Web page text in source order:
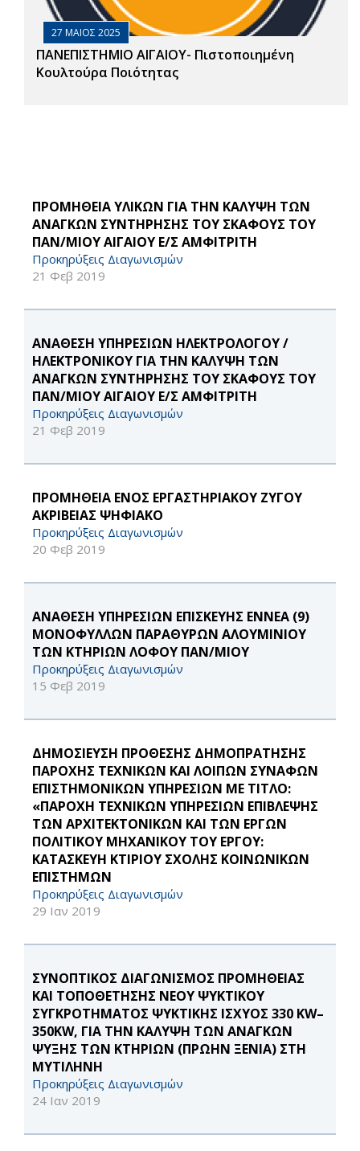
27 ΜΑΙΟΣ 2025
ΠΑΝΕΠΙΣΤΗΜΙΟ ΑΙΓΑΙΟΥ- Πιστοποιημένη
Κουλτούρα Ποιότητας
ΠΡΟΜΗΘΕΙΑ ΥΛΙΚΩΝ ΓΙΑ ΤΗΝ ΚΑΛΥΨΗ ΤΩΝ
ΑΝΑΓΚΩΝ ΣΥΝΤΗΡΗΣΗΣ ΤΟΥ ΣΚΑΦΟΥΣ ΤΟΥ
ΠΑΝ/ΜΙΟΥ ΑΙΓΑΙΟΥ Ε/Σ ΑΜΦΙΤΡΙΤΗ
Προκηρύξεις Διαγωνισμών
21 Φεβ 2019
ΑΝΑΘΕΣΗ ΥΠΗΡΕΣΙΩΝ ΗΛΕΚΤΡΟΛΟΓΟΥ /
ΗΛΕΚΤΡΟΝΙΚΟΥ ΓΙΑ ΤΗΝ ΚΑΛΥΨΗ ΤΩΝ
ΑΝΑΓΚΩΝ ΣΥΝΤΗΡΗΣΗΣ ΤΟΥ ΣΚΑΦΟΥΣ ΤΟΥ
ΠΑΝ/ΜΙΟΥ ΑΙΓΑΙΟΥ Ε/Σ ΑΜΦΙΤΡΙΤΗ
Προκηρύξεις Διαγωνισμών
21 Φεβ 2019
ΠΡΟΜΗΘΕΙΑ ΕΝΟΣ ΕΡΓΑΣΤΗΡΙΑΚΟΥ ΖΥΓΟΥ
ΑΚΡΙΒΕΙΑΣ ΨΗΦΙΑΚΟ
Προκηρύξεις Διαγωνισμών
20 Φεβ 2019
ΑΝΑΘΕΣΗ ΥΠΗΡΕΣΙΩΝ ΕΠΙΣΚΕΥΗΣ ΕΝΝΕΑ (9)
ΜΟΝΟΦΥΛΛΩΝ ΠΑΡΑΘΥΡΩΝ ΑΛΟΥΜΙΝΙΟΥ
ΤΩΝ ΚΤΗΡΙΩΝ ΛΟΦΟΥ ΠΑΝ/ΜΙΟΥ
Προκηρύξεις Διαγωνισμών
15 Φεβ 2019
ΔΗΜΟΣΙΕΥΣΗ ΠΡΟΘΕΣΗΣ ΔΗΜΟΠΡΑΤΗΣΗΣ
ΠΑΡΟΧΗΣ ΤΕΧΝΙΚΩΝ ΚΑΙ ΛΟΙΠΩΝ ΣΥΝΑΦΩΝ
ΕΠΙΣΤΗΜΟΝΙΚΩΝ ΥΠΗΡΕΣΙΩΝ ΜΕ ΤΙΤΛΟ:
«ΠΑΡΟΧΗ ΤΕΧΝΙΚΩΝ ΥΠΗΡΕΣΙΩΝ ΕΠΙΒΛΕΨΗΣ
ΤΩΝ ΑΡΧΙΤΕΚΤΟΝΙΚΩΝ ΚΑΙ ΤΩΝ ΕΡΓΩΝ
ΠΟΛΙΤΙΚΟΥ ΜΗΧΑΝΙΚΟΥ ΤΟΥ ΕΡΓΟΥ:
ΚΑΤΑΣΚΕΥΗ ΚΤΙΡΙΟΥ ΣΧΟΛΗΣ ΚΟΙΝΩΝΙΚΩΝ
ΕΠΙΣΤΗΜΩΝ
Προκηρύξεις Διαγωνισμών
29 Ιαν 2019
ΣΥΝΟΠΤΙΚΟΣ ΔΙΑΓΩΝΙΣΜΟΣ ΠΡΟΜΗΘΕΙΑΣ
ΚΑΙ ΤΟΠΟΘΕΤΗΣΗΣ ΝΕΟΥ ΨΥΚΤΙΚΟΥ
ΣΥΓΚΡΟΤΗΜΑΤΟΣ ΨΥΚΤΙΚΗΣ ΙΣΧΥΟΣ 330 KW–
350KW, ΓΙΑ ΤΗΝ ΚΑΛΥΨΗ ΤΩΝ ΑΝΑΓΚΩΝ
ΨΥΞΗΣ ΤΩΝ ΚΤΗΡΙΩΝ (ΠΡΩΗΝ ΞΕΝΙΑ) ΣΤΗ
ΜΥΤΙΛΗΝΗ
Προκηρύξεις Διαγωνισμών
24 Ιαν 2019